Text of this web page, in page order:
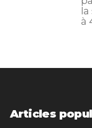
la
à
Articles